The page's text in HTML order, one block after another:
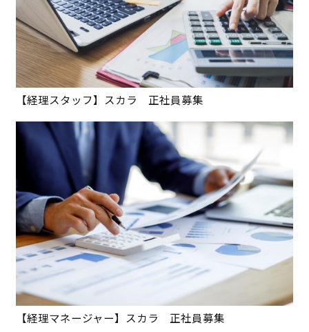
【経理スタッフ】スカラ 正社員募集
【経理マネージャー】スカラ 正社員募集